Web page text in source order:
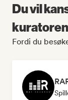
Du vil
Fordi du